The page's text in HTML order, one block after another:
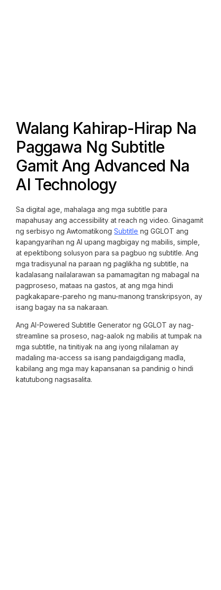
Walang Kahirap-Hirap Na
Paggawa Ng Subtitle
Gamit Ang Advanced Na
AI Technology
Sa digital age, mahalaga ang mga subtitle para
mapahusay ang accessibility at reach ng video. Ginagamit
ng serbisyo ng AwtomatikongSubtitle ng GGLOT ang
kapangyarihan ng AI upang magbigay ng mabilis, simple,
at epektibong solusyon para sa pagbuo ng subtitle. Ang
mga tradisyunal na paraan ng paglikha ng subtitle, na
kadalasang nailalarawan sa pamamagitan ng mabagal na
pagproseso, mataas na gastos, at ang mga hindi
pagkakapare-pareho ng manu-manong transkripsyon, ay
isang bagay na sa nakaraan.
Ang AI-Powered Subtitle Generator ng GGLOT ay nag-
streamline sa proseso, nag-aalok ng mabilis at tumpak na
mga subtitle, na tinitiyak na ang iyong nilalaman ay
madaling ma-access sa isang pandaigdigang madla,
kabilang ang mga may kapansanan sa pandinig o hindi
katutubong nagsasalita.